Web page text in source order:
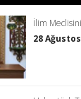
İlim
28